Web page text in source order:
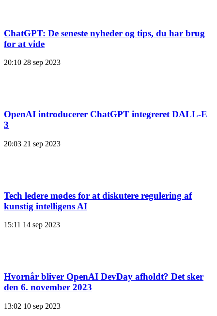
ChatGPT: De seneste nyheder og tips, du har brug
for at vide
20:10 28 sep 2023
OpenAI introducerer ChatGPT integreret DALL-E
3
20:03 21 sep 2023
Tech ledere mødes for at diskutere regulering af
kunstig intelligens AI
15:11 14 sep 2023
Hvornår bliver OpenAI DevDay afholdt? Det sker
den 6. november 2023
13:02 10 sep 2023